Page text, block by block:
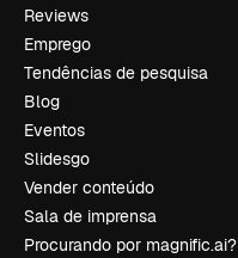
Reviews
Emprego
Tendências de pesquisa
Blog
Eventos
Slidesgo
Vender conteúdo
Sala de imprensa
Procurando por magnific.ai?